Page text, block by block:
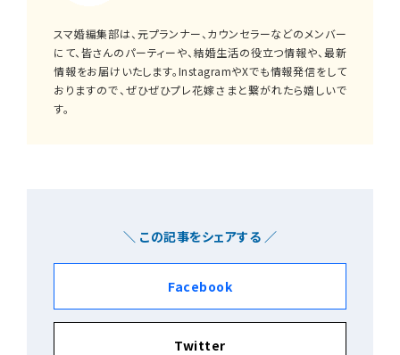
スマ婚編集部は、元プランナー、カウンセラーなどのメンバー
にて、皆さんのパーティーや、結婚生活の役立つ情報や、最新
情報をお届けいたします。InstagramやXでも情報発信をして
おりますので、ぜひぜひプレ花嫁さまと繋がれたら嬉しいで
す。
＼ この記事をシェアする ／
Facebook
Twitter